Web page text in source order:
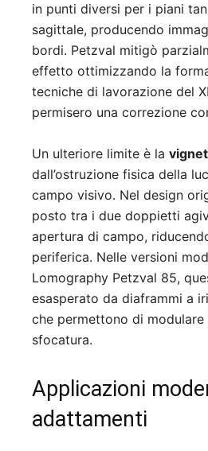
in punti diversi per i piani
sagittale, producendo
bordi. Petzval mitigò
effetto ottimizzando la
tecniche di lavorazione del
permisero una correzione
Un ulteriore limite è la
dall’ostruzione fisica della
campo visivo. Nel design
posto tra i due doppietti
apertura di campo,
periferica. Nelle versioni
Lomography Petzval 85,
esasperato da diaframmi a
che permettono di
sfocatura.
Applicazioni
adattamenti